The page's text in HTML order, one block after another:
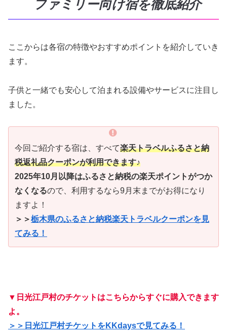
ファミリー向け宿を徹底紹介
ここからは各宿の特徴やおすすめポイントを紹介していき
ます。
子供と一緒でも安心して泊まれる設備やサービスに注目し
ました。
今回ご紹介する宿は、すべて楽天トラベルふるさと納
税返礼品クーポンが利用できます♪
2025年10月以降はふるさと納税の楽天ポイントがつか
なくなるので、利用するなら9月末までがお得になり
ますよ！
＞＞栃木県のふるさと納税楽天トラベルクーポンを見
てみる！
▼日光江戸村のチケットはこちらからすぐに購入できます
よ。
＞＞ 日光江戸村チケットをKKdaysで見てみる！